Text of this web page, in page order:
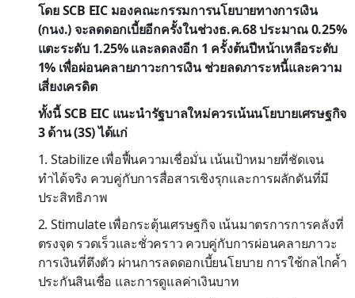
โดย SCB EIC มองคณะกรรมการนโยบายทางการเงิน
(กนง.) จะลดดอกเบี้ยอีกครั้งในช่วงธ.ค.68 ประมาณ 0.25%
แตะระดับ 1.25% และลดลงอีก 1 ครั้งต้นปีหน้าเหลือระดับ
1% เพื่อผ่อนคลายภาวะการเงิน ช่วยลดภาระหนี้และความ
เสี่ยงเครดิต
ทั้งนี้ SCB EIC แนะนำรัฐบาลใหม่ควรเน้นนโยบายเศรษฐกิจ
3 ด้าน (3S) ได้แก่
1. Stabilize เพื่อฟื้นความเชื่อมั่น เน้นเป้าหมายที่ชัดเจน
ทำได้จริง ควบคู่กับการสื่อสารเชิงรุกและการผลักดันที่มี
ประสิทธิภาพ
2. Stimulate เพื่อกระตุ้นเศรษฐกิจ เน้นมาตรการการคลังที่
ตรงจุด รวดเร็วและชั่วคราว ควบคู่กับการผ่อนคลายภาวะ
การเงินที่ตึงตัว ผ่านการลดดอกเบี้ยนโยบาย การใช้กลไกค้ำ
ประกันสินเชื่อ และการดูแลค่าเงินบาท